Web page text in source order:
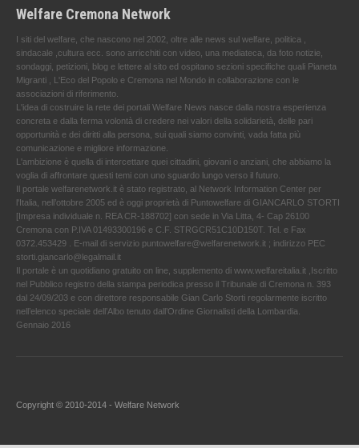
Welfare Cremona Network
I siti del welfare, che nascono nel 2002, oltre alle news sul welfare, politica ,
sindacale ,cultura ecc. sono arricchiti con video, una mediateca, da foto notizie,
sondaggi, petizioni, blog e lettere al sito ed ospitano sezioni specifiche quali Pianeta
Migranti , L'Eco del Popolo e Cremona nel Mondo in collaborazione con le
associazioni di riferimento.
L'idea di costruire la rete dei portali Welfare News nasce dalla nostra esperienza
concreta e dalla ferma volontà di credere nei valori della solidarietà, delle pari
opportunità e dei diritti alla persona, sui quali siamo convinti, vada fatta più
comunicazione e migliore informazione.
L'ambizione è quella di intercettare quei cittadini, giovani o anziani, che abbiamo la
voglia di affrontare questi temi con uno sguardo lungo verso il futuro.
Il portale welfarenetwork.it è stato registrato, al Network Information Center per
l'Italia, nell’ottobre 2005 ed è oggi proprietà di Puntowelfare di GIANCARLO STORTI
[Impresa individuale n. REA CR-188702] con sede in Via Litta, 4- Cap 26100
Cremona con P.IVA 01493300196 e C.F. STRGCR51C10D150T. Tel. e Fax
0372.453429 . E-mail di servizio puntowelfare@welfarenetwork.it ; indirizzo PEC
storti.giancarlo@legalmail.it
Il portale è un quotidiano gratuito on line, supplemento di www.welfareitalia.it ,Iscritto
nel Pubblico registro della stampa periodica presso il Tribunale di Cremona n. 393
dal 24/09/203 e con direttore responsabile Gian Carlo Storti regolarmente iscritto
nell’elenco speciale dell’Albo tenuto dall’Ordine Giornalisti della Lombardia.
Gennaio 2016
Copyright © 2010-2014 - Welfare Network